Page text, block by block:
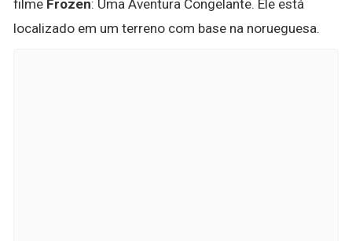
filme Frozen: Uma Aventura Congelante. Ele está
localizado em um terreno com base na norueguesa.